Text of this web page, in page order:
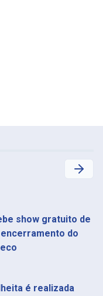
show gratuito de
do
é realizada